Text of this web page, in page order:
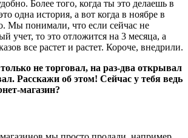
Более того, когда ты это делаешь в
одна история, а вот когда в ноябре в
Мы понимали, что если сейчас не
учет, то это отложится на 3 месяца, а
все растет и растет. Короче, внедрили.
не торговал, на раз-два открывал
Расскажи об этом! Сейчас у тебя ведь
магазин?